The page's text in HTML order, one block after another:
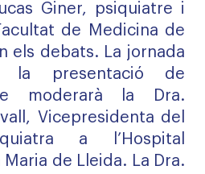
Giner, psiquiatre i
de Medicina de
els debats. La jornada
la presentació de
moderarà la Dra.
Vicepresidenta del
a l’Hospital
de Lleida. La Dra.